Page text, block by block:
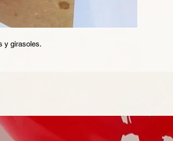
y girasoles.